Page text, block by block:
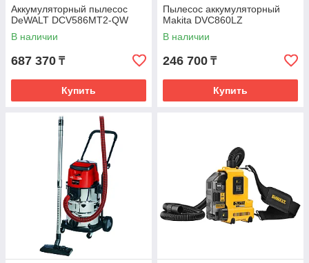
Аккумуляторный пылесос
DeWALT DCV586MT2-QW
В наличии
687 370 ₸
Купить
Пылесос аккумуляторный
Makita DVC860LZ
В наличии
246 700 ₸
Купить